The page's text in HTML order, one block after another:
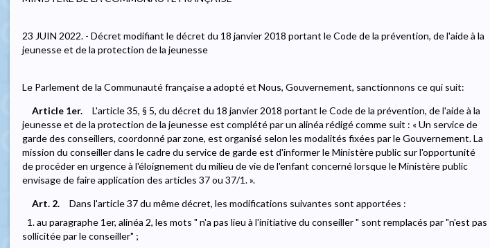
23 JUIN 2022. - Décret modifiant le décret du 18 janvier 2018 portant le Code de la prévention, de l'aide à la
jeunesse et de la protection de la jeunesse
Le Parlement de la Communauté française a adopté et Nous, Gouvernement, sanctionnons ce qui suit:
Article 1er.
L'article 35, § 5, du décret du 18 janvier 2018 portant le Code de la prévention, de l'aide à la
jeunesse et de la protection de la jeunesse est complété par un alinéa rédigé comme suit : « Un service de
garde des conseillers, coordonné par zone, est organisé selon les modalités fixées par le Gouvernement. La
mission du conseiller dans le cadre du service de garde est d'informer le Ministère public sur l'opportunité
de procéder en urgence à l'éloignement du milieu de vie de l'enfant concerné lorsque le Ministère public
envisage de faire application des articles 37 ou 37/1. ».
Art. 2.
Dans l'article 37 du même décret, les modifications suivantes sont apportées :
1. au paragraphe 1er, alinéa 2, les mots " n'a pas lieu à l'initiative du conseiller " sont remplacés par "n'est pas
sollicitée par le conseiller" ;